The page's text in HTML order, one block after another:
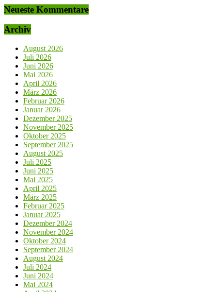
Neueste Kommentare
Archiv
August 2026
Juli 2026
Juni 2026
Mai 2026
April 2026
März 2026
Februar 2026
Januar 2026
Dezember 2025
November 2025
Oktober 2025
September 2025
August 2025
Juli 2025
Juni 2025
Mai 2025
April 2025
März 2025
Februar 2025
Januar 2025
Dezember 2024
November 2024
Oktober 2024
September 2024
August 2024
Juli 2024
Juni 2024
Mai 2024